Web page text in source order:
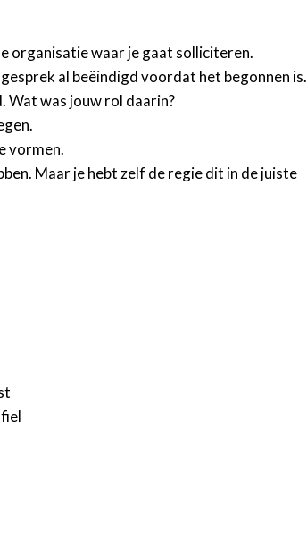
organisatie waar je gaat solliciteren.
al beëindigd voordat het begonnen is.
Wat was jouw rol daarin?
vormen.
Maar je hebt zelf de regie dit in de juiste